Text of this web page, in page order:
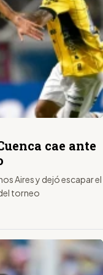
cae ante
Aires y dejó escapar el
torneo